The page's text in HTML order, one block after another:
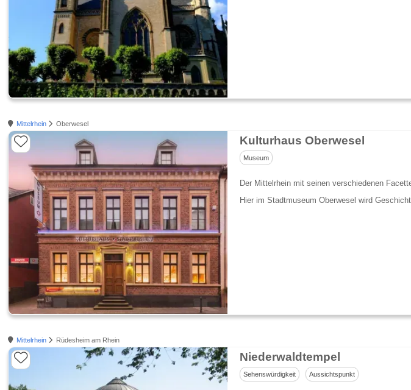
Mittelrhein Oberwesel
Kulturhaus Oberwesel
Museum
Der Mittelrhein mit seinen verschiedenen
Hier im Stadtmuseum Oberwesel wird
Mittelrhein Rüdesheim am Rhein
Niederwaldtempel
Sehenswürdigkeit Aussichtspunkt